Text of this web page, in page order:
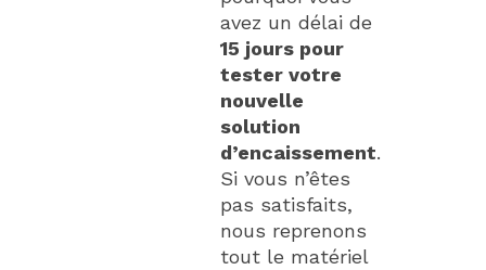
avez un délai de
15 jours pour
tester votre
nouvelle
solution
d’encaissement.
Si vous n’êtes
pas satisfaits,
nous reprenons
tout le matériel